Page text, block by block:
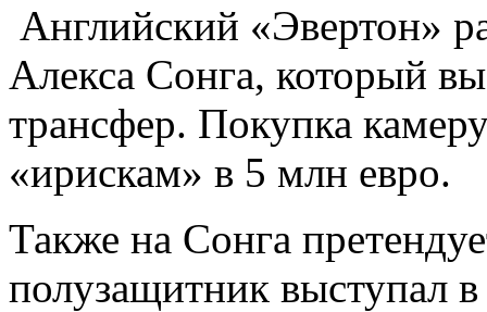
Английский «Эвертон»
Алекса Сонга, который
трансфер. Покупка
«ирискам» в 5 млн евро.
Также на Сонга
полузащитник выступал